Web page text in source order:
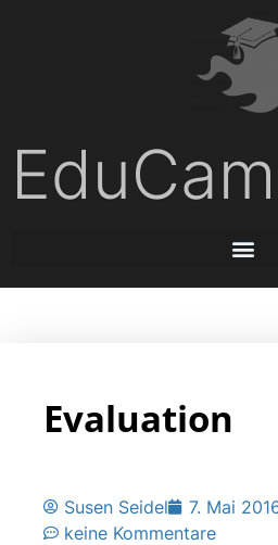
Evaluation
Susen Seidel 7. Mai
keine Kommentare